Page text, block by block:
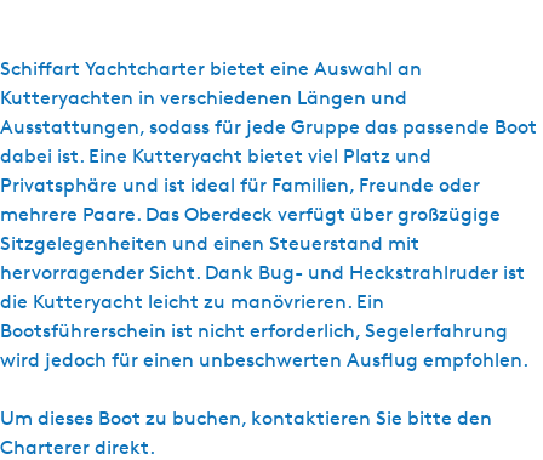
Schiffart Yachtcharter bietet eine Auswahl an
Kutteryachten in verschiedenen Längen und
Ausstattungen, sodass für jede Gruppe das passende Boot
dabei ist. Eine Kutteryacht bietet viel Platz und
Privatsphäre und ist ideal für Familien, Freunde oder
mehrere Paare. Das Oberdeck verfügt über großzügige
Sitzgelegenheiten und einen Steuerstand mit
hervorragender Sicht. Dank Bug- und Heckstrahlruder ist
die Kutteryacht leicht zu manövrieren. Ein
Bootsführerschein ist nicht erforderlich, Segelerfahrung
wird jedoch für einen unbeschwerten Ausflug empfohlen.
Um dieses Boot zu buchen, kontaktieren Sie bitte den
Charterer direkt.
D
e
S
c
h
f
f
a
r
t
a
c